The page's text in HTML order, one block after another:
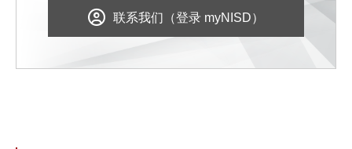
联系我们（登录 myNISD）